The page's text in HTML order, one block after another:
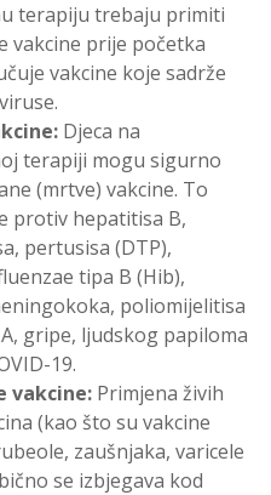
terapiju trebaju primiti
vakcine prije početka
vakcine koje sadrže
Djeca na
terapiji mogu sigurno
(mrtve) vakcine. To
protiv hepatitisa B,
pertusisa (DTP),
tipa B (Hib),
poliomijelitisa
gripe, ljudskog papiloma
19.
vakcine: Primjena živih
(kao što su vakcine
zaušnjaka, varicele
se izbjegava kod